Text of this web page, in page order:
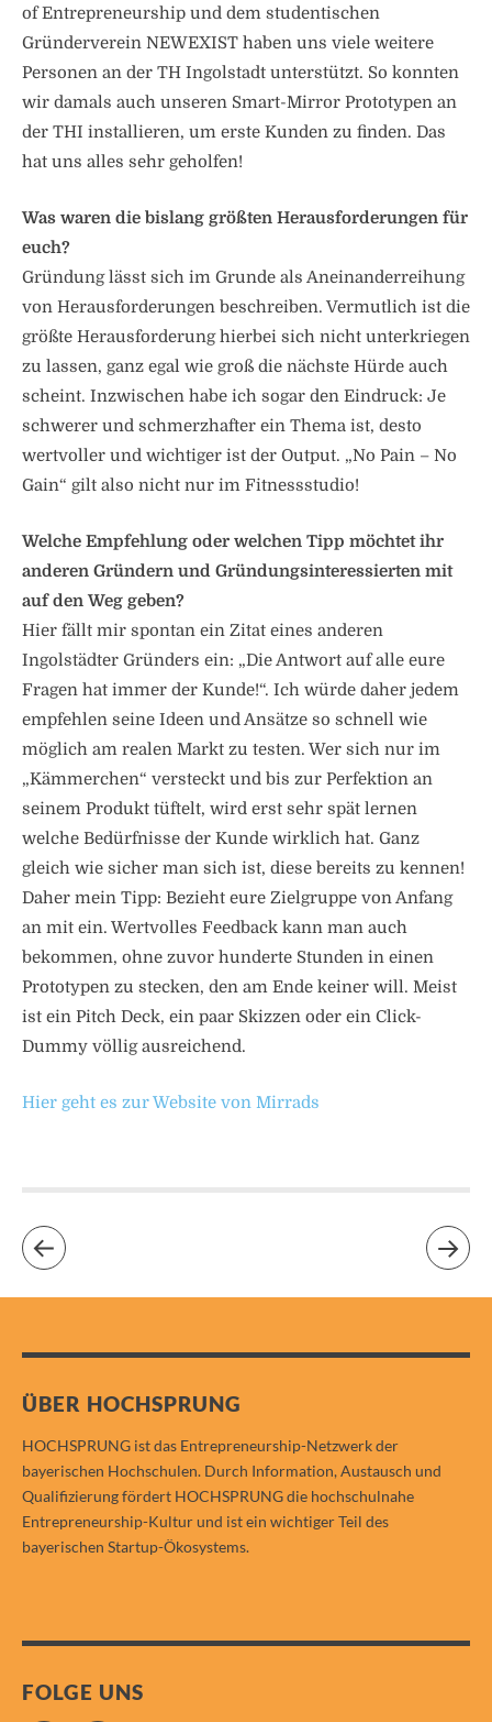
of Entrepreneurship und dem studentischen
Gründerverein NEWEXIST haben uns viele weitere
Personen an der TH Ingolstadt unterstützt. So konnten
wir damals auch unseren Smart-Mirror Prototypen an
der THI installieren, um erste Kunden zu finden. Das
hat uns alles sehr geholfen!
Was waren die bislang größten Herausforderungen für
euch?
Gründung lässt sich im Grunde als Aneinanderreihung
von Herausforderungen beschreiben. Vermutlich ist die
größte Herausforderung hierbei sich nicht unterkriegen
zu lassen, ganz egal wie groß die nächste Hürde auch
scheint. Inzwischen habe ich sogar den Eindruck: Je
schwerer und schmerzhafter ein Thema ist, desto
wertvoller und wichtiger ist der Output. „No Pain – No
Gain“ gilt also nicht nur im Fitnessstudio!
Welche Empfehlung oder welchen Tipp möchtet ihr
anderen Gründern und Gründungsinteressierten mit
auf den Weg geben?
Hier fällt mir spontan ein Zitat eines anderen
Ingolstädter Gründers ein: „Die Antwort auf alle eure
Fragen hat immer der Kunde!“. Ich würde daher jedem
empfehlen seine Ideen und Ansätze so schnell wie
möglich am realen Markt zu testen. Wer sich nur im
„Kämmerchen“ versteckt und bis zur Perfektion an
seinem Produkt tüftelt, wird erst sehr spät lernen
welche Bedürfnisse der Kunde wirklich hat. Ganz
gleich wie sicher man sich ist, diese bereits zu kennen!
Daher mein Tipp: Bezieht eure Zielgruppe von Anfang
an mit ein. Wertvolles Feedback kann man auch
bekommen, ohne zuvor hunderte Stunden in einen
Prototypen zu stecken, den am Ende keiner will. Meist
ist ein Pitch Deck, ein paar Skizzen oder ein Click-
Dummy völlig ausreichend.
Hier geht es zur Website von Mirrads
ÜBER HOCHSPRUNG
HOCHSPRUNG ist das Entrepreneurship-Netzwerk der
bayerischen Hochschulen. Durch Information, Austausch und
Qualifizierung fördert HOCHSPRUNG die hochschulnahe
Entrepreneurship-Kultur und ist ein wichtiger Teil des
bayerischen Startup-Ökosystems.
FOLGE UNS